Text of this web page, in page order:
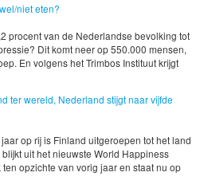
niet eten?
procent van de Nederlandse bevolking tot
Dit komt neer op 550.000 mensen,
En volgens het Trimbos Instituut krijgt
ter wereld, Nederland stijgt naar vijfde
op rij is Finland uitgeroepen tot het land
uit het nieuwste World Happiness
opzichte van vorig jaar en staat nu op